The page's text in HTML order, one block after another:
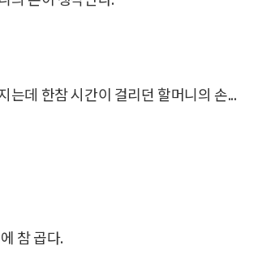
는데 한참 시간이 걸리던 할머니의 손...
참 곱다.